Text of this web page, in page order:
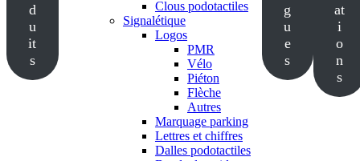
d
u
it
s
Clous podotactiles
Signalétique
Logos
PMR
Vélo
Piéton
Flèche
Autres
Marquage parking
Lettres et chiffres
Dalles podotactiles
g
u
e
s
at
i
o
n
s